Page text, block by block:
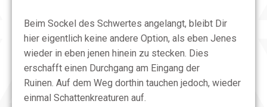
Beim Sockel des Schwertes angelangt, bleibt Dir
hier eigentlich keine andere Option, als eben Jenes
wieder in eben jenen hinein zu stecken. Dies
erschafft einen Durchgang am Eingang der
Ruinen. Auf dem Weg dorthin tauchen jedoch, wieder
einmal Schattenkreaturen auf.